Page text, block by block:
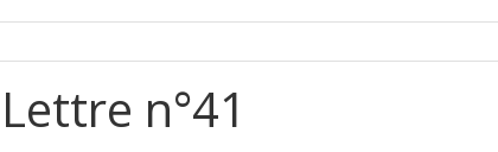
Lettre n°41